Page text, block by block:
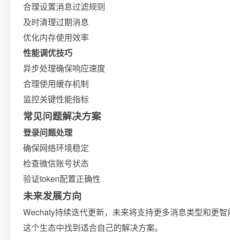
合理设置消息过滤规则
及时清理过期消息
优化内存使用效率
性能调优技巧
异步处理确保响应速度
合理使用缓存机制
监控关键性能指标
常见问题解决方案
登录问题处理
确保网络环境稳定
检查微信账号状态
验证token配置正确性
未来发展方向
Wechaty持续迭代更新，未来将支持更多消息类型和更
这个生态中找到适合自己的解决方案。